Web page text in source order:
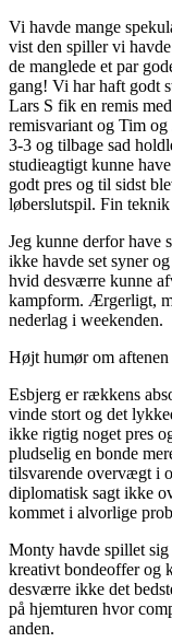
Vi havde mange
vist den spiller vi
de manglede et par
gang! Vi har haft godt
Lars S fik en remis
remisvariant og Tim
3-3 og tilbage sad
studieagtigt kunne
godt pres og til sidst
løberslutspil. Fin
Jeg kunne derfor have
ikke havde set syner
hvid desværre kunne
kampform. Ærgerligt,
nederlag i weekenden.
Højt humør om
Esbjerg er rækkens
vinde stort og det
ikke rigtig noget pres
pludselig en bonde
tilsvarende overvægt i
diplomatisk sagt ikke
kommet i alvorlige
Monty havde spillet
kreativt bondeoffer og
desværre ikke det
på hjemturen hvor
anden.